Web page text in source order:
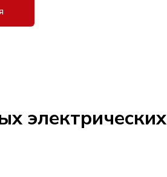
электрических